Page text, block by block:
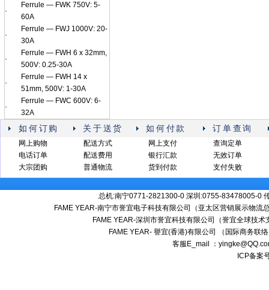
·
Ferrule — FWK 750V: 5-
60A
·
Ferrule — FWJ 1000V: 20-
30A
·
Ferrule — FWH 6 x 32mm,
500V: 0.25-30A
·
Ferrule — FWH 14 x
51mm, 500V: 1-30A
·
Ferrule — FWC 600V: 6-
32A
如何订购 关于送货 如何付款 订单查询
网上购物
电话订单
大宗团购
配送方式
配送费用
普通物流
网上支付
银行汇款
货到付款
查询定单
无效订单
支付失败
总机:南宁0771-2821300-0 深圳:0755-83478005-
FAME YEAR-南宁市誉宜电子科技有限公司（亚太区营销展示物
FAME YEAR-深圳市誉宜科技有限公司（誉宜全球技
FAME YEAR- 譽宜(香港)有限公司 （国际商务联
客服E_mail ：
ICP备案